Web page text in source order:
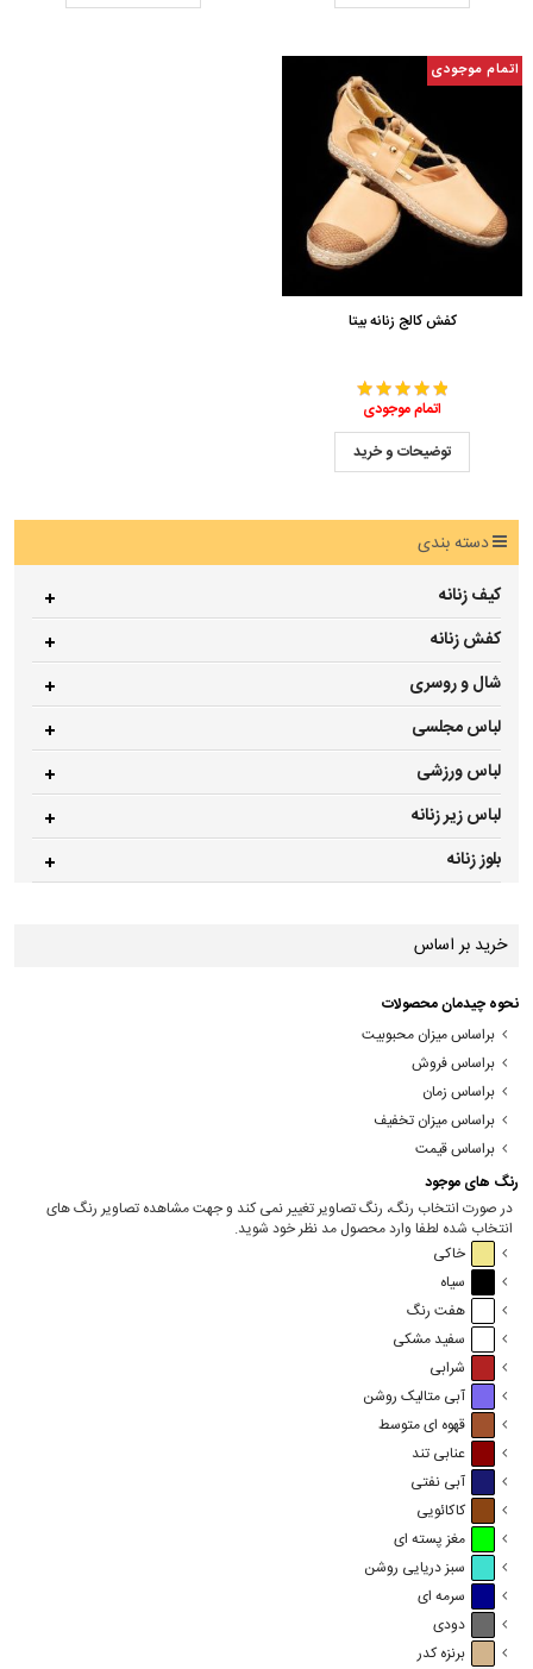
اتمام موجودی
کفش کالج زنانه بیتا
اتمام موجودی
توضیحات و خرید
دسته بندی
کیف زنانه
کفش زنانه
شال و روسری
لباس مجلسی
لباس ورزشی
لباس زیر زنانه
بلوز زنانه
خرید بر اساس
نحوه چیدمان محصولات
براساس میزان محبوبیت
براساس فروش
براساس زمان
براساس میزان تخفیف
براساس قیمت
رنگ های موجود
در صورت انتخاب رنگ، رنگ تصاویر تغییر نمی کند و جهت مشاهده تصاویر رنگ های
انتخاب شده لطفا وارد محصول مد نظر خود شوید.
خاکی
سیاه
هفت رنگ
سفید مشکی
شرابی
آبی متالیک روشن
قهوه ای متوسط
عنابی تند
آبی نفتی
کاکائویی
مغز پسته ای
سبز دریایی روشن
سرمه ای
دودی
برنزه کدر